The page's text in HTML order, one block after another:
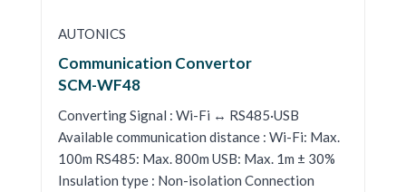
AUTONICS
Communication Convertor
SCM-WF48
Converting Signal : Wi-Fi ↔ RS485·USB
Available communication distance : Wi-Fi: Max.
100m RS485: Max. 800m USB: Max. 1m ± 30%
Insulation type : Non-isolation Connection